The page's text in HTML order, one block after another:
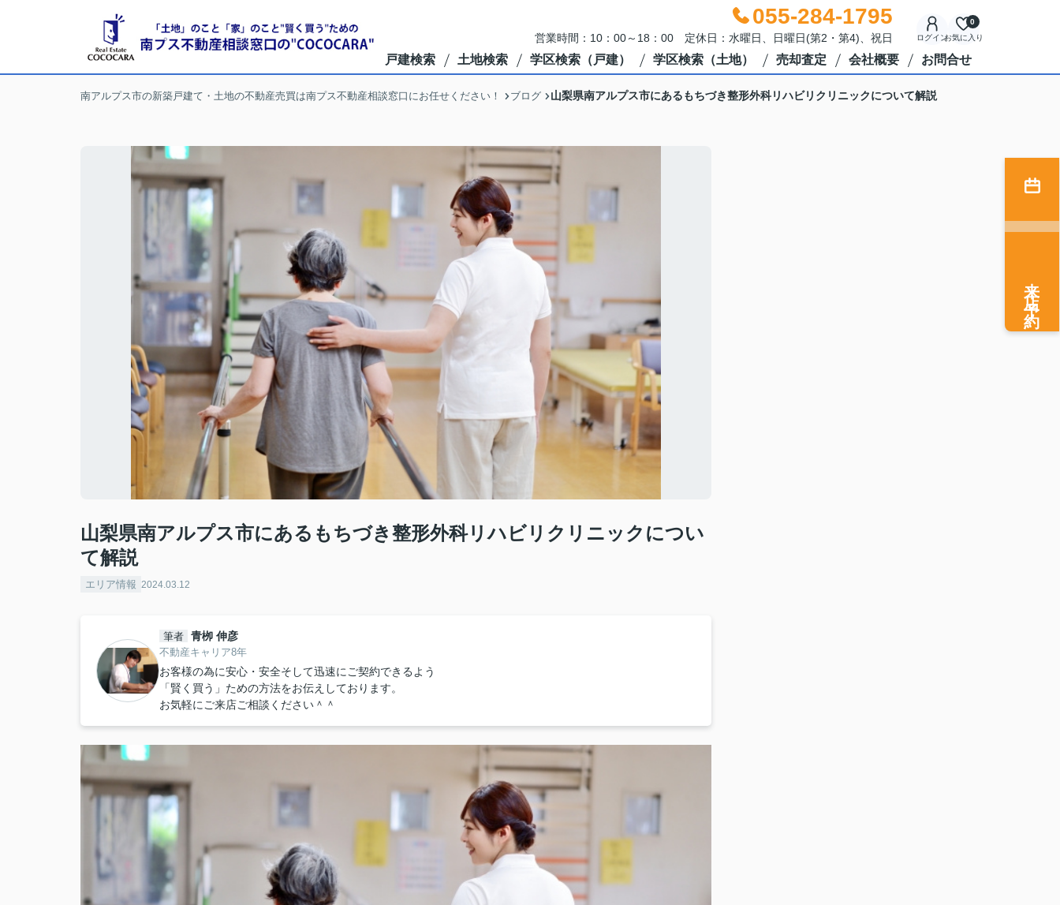
055-284-1795
営業時間：10：00～18：00 定休日：水曜日、日曜日(第2・第4)、祝日 ログインお気に入り
0
戸建検索 土地検索 学区検索（戸建） 学区検索（土地） 売却査定 会社概要 お問合せ
南アルプス市の新築戸建て・土地の不動産売買は南プス不動産相談窓口にお任せください！ ブログ 山梨県南アルプス市にあるもちづき整形外科リハビリクリニックについて解説
山梨県南アルプス市にあるもちづき整形外科リハビリクリニックについ
て解説
エリア情報 2024.03.12
筆者 青栁 伸彦
不動産キャリア8年
お客様の為に安心・安全そして迅速にご契約できるよう
「賢く買う」ための方法をお伝えしております。
お気軽にご来店ご相談ください＾＾
来店予約